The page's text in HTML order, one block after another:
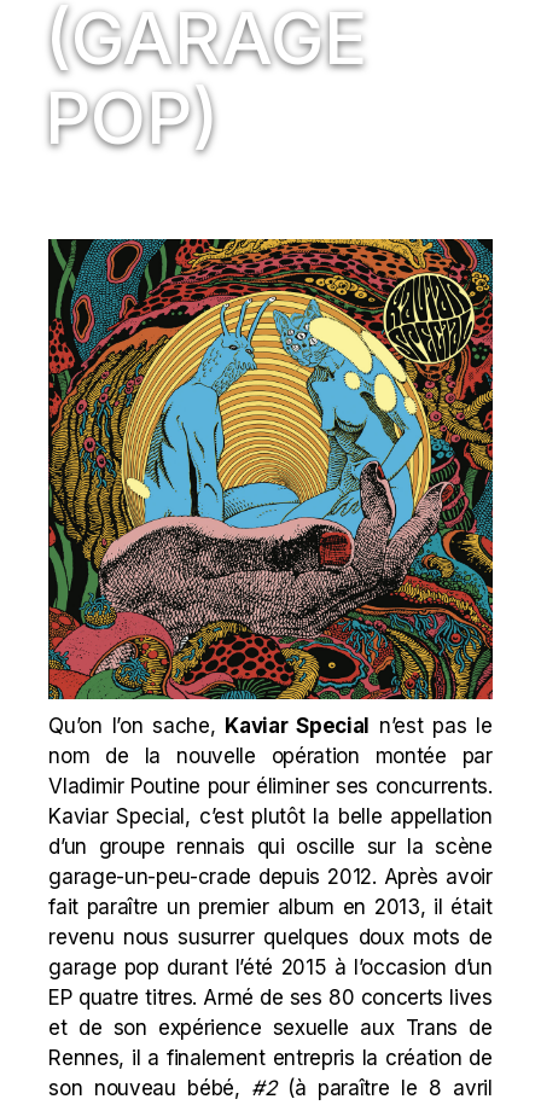
(GARAGE
POP)
Qu’on l’on sache, Kaviar Special
n’est pas le
nom de la nouvelle opération montée par
Vladimir Poutine pour éliminer ses concurrents.
Kaviar Special, c’est plutôt la belle appellation
d’un groupe rennais qui oscille sur la scène
garage-un-peu-crade depuis 2012. Après avoir
fait paraître un premier album en 2013, il était
revenu nous susurrer quelques doux mots de
garage pop durant l’été 2015 à l’occasion d’un
EP quatre titres. Armé de ses 80 concerts lives
et de son expérience sexuelle aux Trans de
Rennes, il a finalement entrepris la création de
son nouveau bébé, #2(à paraître le 8 avril